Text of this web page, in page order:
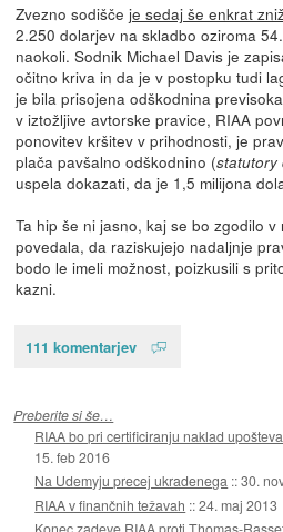
Zvezno sodišče je sedaj še enkrat
2.250 dolarjev na skladbo oziroma
naokoli. Sodnik Michael Davis je
očitno kriva in da je v postopku tudi
je bila prisojena odškodnina
v iztožljive avtorske pravice, RIAA
ponovitev kršitev v prihodnosti, je
plača pavšalno odškodnino (statutory
uspela dokazati, da je 1,5 milijona
Ta hip še ni jasno, kaj se bo zgodilo v
povedala, da raziskujejo nadaljnje
bodo le imeli možnost, poizkusili s
kazni.
111 komentarjev
Preberite si še…
RIAA bo pri certificiranju naklad
15. feb 2016
Na Udemyju precej ukradenega ::30.
RIAA v finančnih težavah ::24. maj 2013